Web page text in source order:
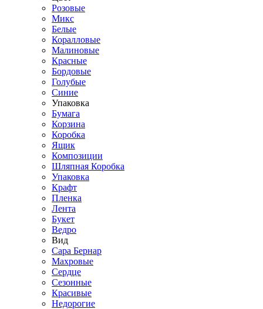
Розовые
Микс
Белые
Коралловые
Малиновые
Красные
Бордовые
Голубые
Синие
Упаковка
Бумага
Корзина
Коробка
Ящик
Композиции
Шляпная Коробка
Упаковка
Крафт
Пленка
Лента
Букет
Ведро
Вид
Сара Бернар
Махровые
Сердце
Сезонные
Красивые
Недорогие